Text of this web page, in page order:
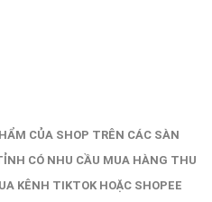
CỦA SHOP TRÊN CÁC SÀN
CÓ NHU CẦU MUA HÀNG THU
KÊNH TIKTOK HOẶC SHOPEE